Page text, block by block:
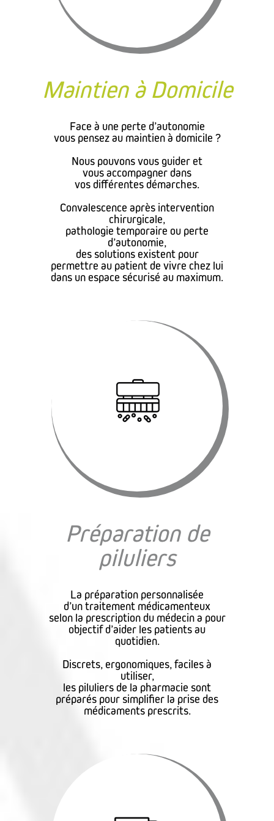
Maintien à Domicile
Face à une perte d’autonomie
vous pensez au maintien à domicile ?
Nous pouvons vous guider et
vous accompagner dans
vos différentes démarches.
Convalescence après intervention
chirurgicale,
pathologie temporaire ou perte
d’autonomie,
des solutions existent pour
permettre au patient de vivre chez lui
dans un espace sécurisé au maximum.
Préparation de
piluliers
La préparation personnalisée
d’un traitement médicamenteux
selon la prescription du médecin a pour
objectif d’aider les patients au
quotidien.
Discrets, ergonomiques, faciles à
utiliser,
les piluliers de la pharmacie sont
préparés pour simplifier la prise des
médicaments prescrits.